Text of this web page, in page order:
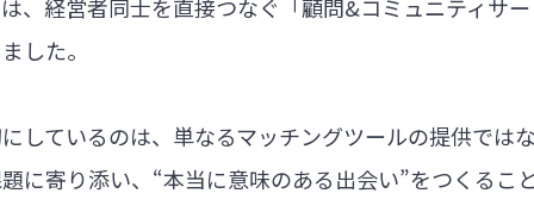
、経営者同士を直接つなぐ「顧問&コミュニティサ
した。
しているのは、単なるマッチングツールの提供では
に寄り添い、“本当に意味のある出会い”をつくるこ